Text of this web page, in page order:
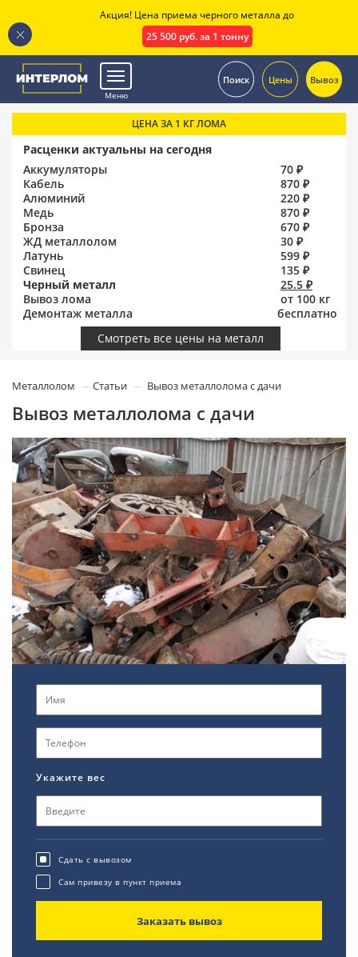
Меню
Поиск Цены Вывоз
ЦЕНА ЗА 1 КГ ЛОМА
Расценки актуальны на сегодня
Аккумуляторы
70 ₽
Кабель
870 ₽
Алюминий
220 ₽
Медь
870 ₽
Бронза
670 ₽
ЖД металлолом
30 ₽
Латунь
599 ₽
Свинец
135 ₽
Черный металл
25.5 ₽
Вывоз лома
от 100 кг
Демонтаж металла
бесплатно
Смотреть все цены на металл
Металлолом Статьи Вывоз металлолома с дачи
Вывоз металлолома с дачи
Укажите вес
Сдать с вывозом
Сам привезу в пункт приема
Заказать вывоз
Акция! Цена приема черного металла до
25 500 руб. за 1 тонну
.